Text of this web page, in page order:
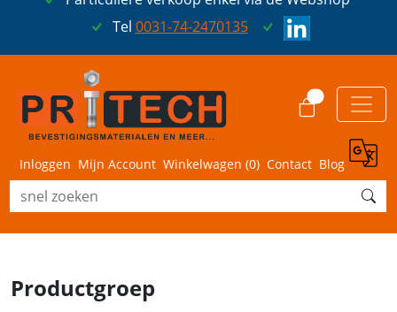
Tel 0031-74-2470135
Inloggen Mijn Account Winkelwagen (0) Contact Blog
Productgroep